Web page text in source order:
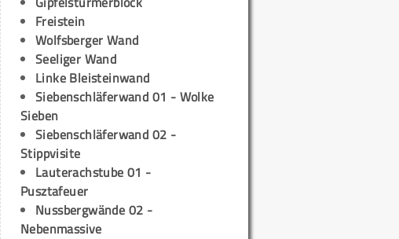
Freistein
Wolfsberger Wand
Seeliger Wand
Linke Bleisteinwand
Siebenschläferwand 01 - Wolke
Sieben
Siebenschläferwand 02 -
Stippvisite
Lauterachstube 01 -
Pusztafeuer
Nussbergwände 02 -
Nebenmassive